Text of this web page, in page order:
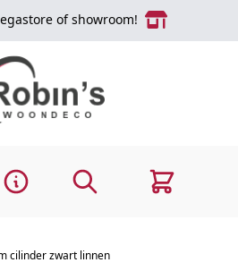
of showroom!
Zoek Cart
cilinder zwart linnen